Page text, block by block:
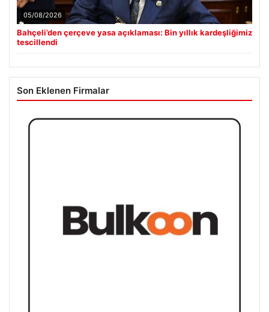
05/08/2026
Bahçeli’den çerçeve yasa açıklaması: Bin yıllık kardeşliğimiz
tescillendi
Son Eklenen Firmalar